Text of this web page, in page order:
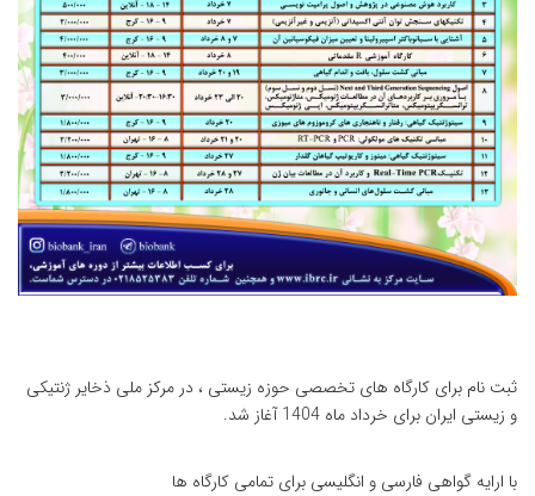
ثبت نام برای کارگاه های تخصصی حوزه زیستی ، در مرکز ملی ذخایر ژنتیکی
و زیستی ایران برای خرداد ماه 1404 آغاز شد.
با ارایه گواهی فارسی و انگلیسی برای تمامی کارگاه ها